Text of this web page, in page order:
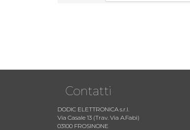
Contatti
DODIC ELETTRONICA s.r.l.
Via Casale 13 (Trav. Via A.Fabi)
03100 FROSINONE